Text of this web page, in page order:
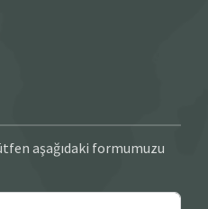
aşağıdaki formumuzu